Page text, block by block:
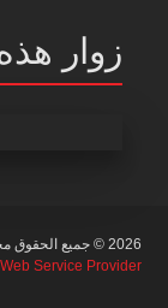
زوار
2026 © جميع الحقوق محفوظة لغرفة صناعة دمشق |
Service Provider